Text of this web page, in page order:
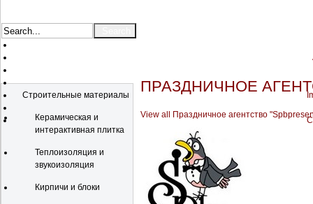
Строительные материалы
Керамическая и
интерактивная плитка
Теплоизоляция и
звукоизоляция
Кирпичи и блоки
ПРАЗДНИЧНОЕ
View all Праздничное агентство